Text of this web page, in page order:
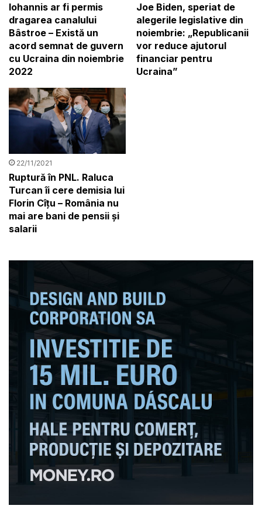
Iohannis ar fi permis
dragarea canalului
Bâstroe – Există un
acord semnat de guvern
cu Ucraina din noiembrie
2022
Joe Biden, speriat de
alegerile legislative din
noiembrie: „Republicanii
vor reduce ajutorul
financiar pentru
Ucraina”
22/11/2021
Ruptură în PNL. Raluca
Turcan îi cere demisia lui
Florin Cîțu – România nu
mai are bani de pensii și
salarii